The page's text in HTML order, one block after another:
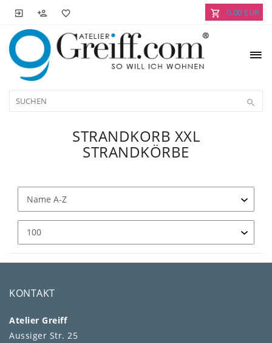
0,00 EUR
STRANDKORB XXL
STRANDKÖRBE
KONTAKT
Atelier Greiff
Aussiger Str. 25